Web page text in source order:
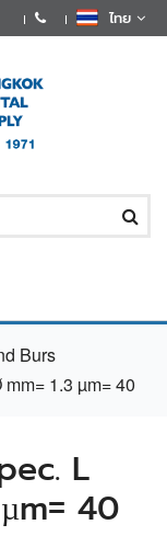
ไทย
Burs
1.3 µm= 40
L
40